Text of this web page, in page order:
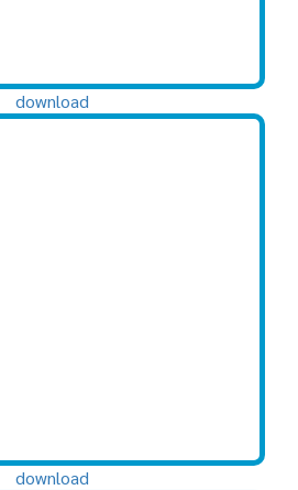
download
download